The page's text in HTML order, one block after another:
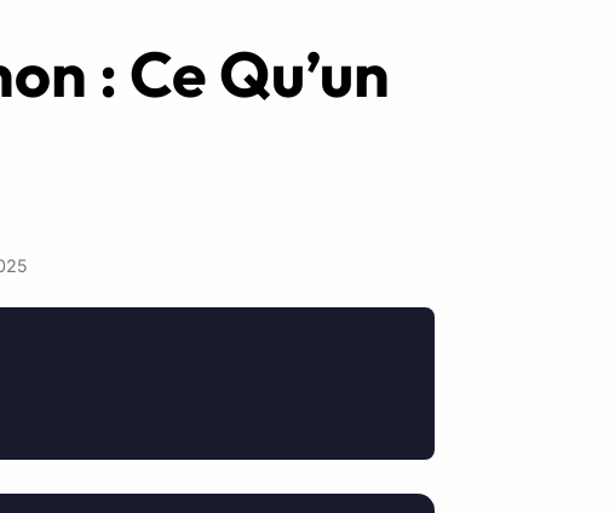
: Ce Qu’un